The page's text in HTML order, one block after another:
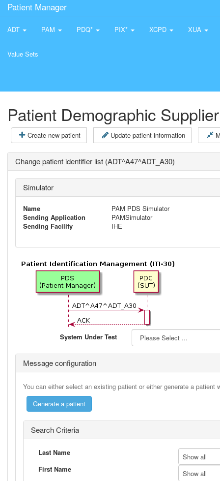
Patient Manager
ADT PAM PDQ* PIX* XCPD XUA
Value Sets
Patient Demographic Supplier
Create new patient Update patient information
Change patient identifier list (ADT^A47^ADT_A30)
Simulator
Name
PAM PDS Simulator
Sending Application
PAMSimulator
Sending Facility
IHE
System Under Test
Message configuration
You can either select an existing patient or either generate a patient
Search Criteria
Last Name
Show all
First Name
Show all